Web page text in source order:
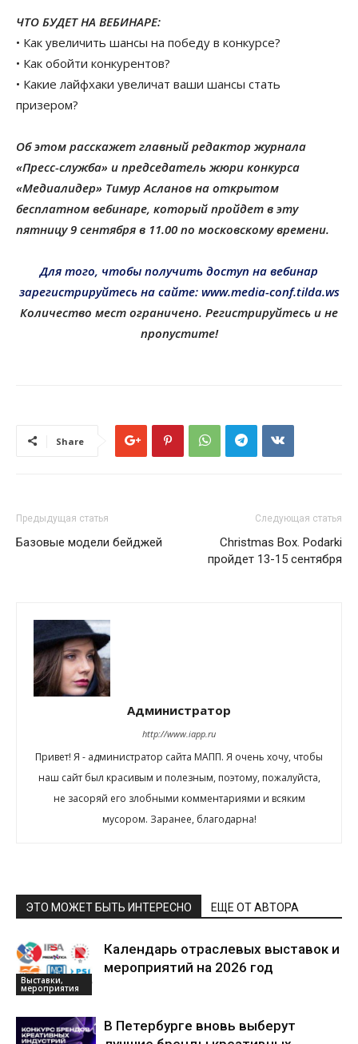
ЧТО БУДЕТ НА ВЕБИНАРЕ:
• Как увеличить шансы на победу в конкурсе?
• Как обойти конкурентов?
• Какие лайфхаки увеличат ваши шансы стать
призером?
Об этом расскажет главный редактор журнала
«Пресс-служба» и председатель жюри конкурса
«Медиалидер» Тимур Асланов на открытом
бесплатном вебинаре, который пройдет в эту
пятницу 9 сентября в 11.00 по московскому времени.
Для того, чтобы получить доступ на вебинар
зарегистрируйтесь на сайте: www.media-conf.tilda.ws
Количество мест ограничено. Регистрируйтесь и не
пропустите!
Share
Предыдущая статья
Базовые модели бейджей
Следующая статья
Christmas Box. Podarki
пройдет 13-15 сентября
Администратор
http://www.iapp.ru
Привет! Я - администратор сайта МАПП. Я очень хочу, чтобы
наш сайт был красивым и полезным, поэтому, пожалуйста,
не засоряй его злобными комментариями и всяким
мусором. Заранее, благодарна!
ЭТО МОЖЕТ БЫТЬ ИНТЕРЕСНО ЕЩЕ ОТ АВТОРА
Выставки,
мероприятия
Календарь отраслевых выставок и
мероприятий на 2026 год
В Петербурге вновь выберут